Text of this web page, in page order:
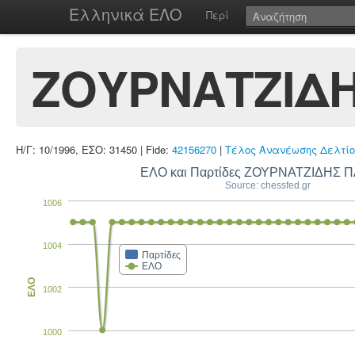
Ελληνικά ΕΛΟ Περί
Η/Γ: 10/1996, ΕΣΟ: 31450 | Fide: 42156270 | Τέλος Ανανέωσης
ΕΛΟ και Παρτίδες ΖΟΥΡΝΑΤΖΙΔΗΣ
Source: chessfed.gr
Παρτίδες
ΕΛΟ
1000
1002
1004
1006
ΕΛΟ